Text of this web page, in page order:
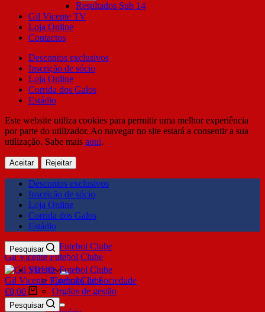
Resultados Sub 14
Gil Vicente TV
Loja Online
Contactos
Descontos exclusivos
Inscrição de sócio
Loja Online
Corrida dos Galos
Estádio
Este website utiliza cookies para permitir uma melhor experiência
por parte do utilizador. Ao navegar no site estará a consentir a sua
utilização. Sabe mais aqui.
Aceitar Rejeitar
Descontos exclusivos
Inscrição de sócio
Loja Online
Corrida dos Galos
Estádio
Gil Vicente Futebol Clube
Pesquisar
SDUQ
Contrato de Sociedade
Órgãos de gestão
Clube
Gil Vicente Futebol Clube
€0,00
Pesquisar